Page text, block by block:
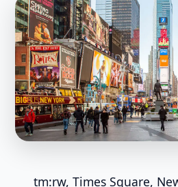
tm:rw, Times Square,